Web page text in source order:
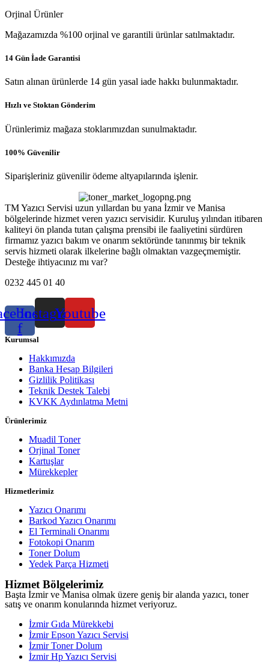
Orjinal Ürünler
Mağazamızda %100 orjinal ve garantili ürünlar satılmaktadır.
14 Gün İade Garantisi
Satın alınan ürünlerde 14 gün yasal iade hakkı bulunmaktadır.
Hızlı ve Stoktan Gönderim
Ürünlerimiz mağaza stoklarımızdan sunulmaktadır.
100% Güvenilir
Siparişleriniz güvenilir ödeme altyapılarında işlenir.
TM Yazıcı Servisi uzun yıllardan bu yana İzmir ve Manisa
bölgelerinde hizmet veren yazıcı servisidir. Kuruluş yılından itibaren
kaliteyi ön planda tutan çalışma prensibi ile faaliyetini sürdüren
firmamız yazıcı bakım ve onarım sektöründe tanınmış bir teknik
servis hizmeti olarak ilkelerine bağlı olmaktan vazgeçmemiştir.
Desteğe ihtiyacınız mı var?
0232 445 01 40
f
InstagramYoutube
Kurumsal
Hakkımızda
Banka Hesap Bilgileri
Gizlilik Politikası
Teknik Destek Talebi
KVKK Aydınlatma Metni
Ürünlerimiz
Muadil Toner
Orjinal Toner
Kartuşlar
Mürekkepler
Hizmetlerimiz
Yazıcı Onarımı
Barkod Yazıcı Onarımı
El Terminali Onarımı
Fotokopi Onarım
Toner Dolum
Yedek Parça Hizmeti
Hizmet Bölgelerimiz
Başta İzmir ve Manisa olmak üzere geniş bir alanda yazıcı, toner
satış ve onarım konularında hizmet veriyoruz.
İzmir Gıda Mürekkebi
İzmir Epson Yazıcı Servisi
İzmir Toner Dolum
İzmir Hp Yazıcı Servisi